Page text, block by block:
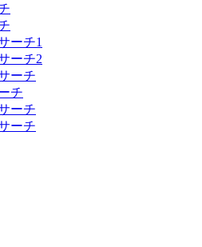
ーチ1
ーチ2
ーチ
チ
ーチ
ーチ